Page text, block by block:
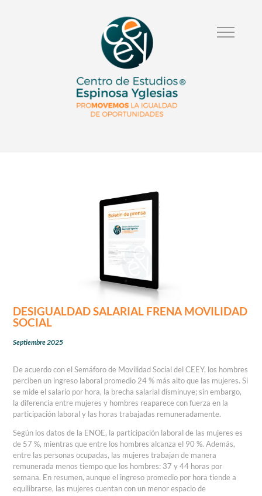
DESIGUALDAD SALARIAL FRENA MOVILIDAD
SOCIAL
Septiembre 2025
De acuerdo con el Semáforo de Movilidad Social del CEEY, los hombres
perciben un ingreso laboral promedio 24 % más alto que las mujeres. Si
se mide el salario por hora, la brecha salarial disminuye; sin embargo,
la diferencia entre mujeres y hombres reaparece con fuerza en la
participación laboral y las horas trabajadas remuneradamente.
Según los datos de la ENOE, la participación laboral de las mujeres es
de 57 %, mientras que entre los hombres alcanza el 90 %. Además,
entre las personas ocupadas, las mujeres trabajan de manera
remunerada menos tiempo que los hombres: 37 y 44 horas por
semana. En resumen, aunque el ingreso promedio por hora tiende a
equilibrarse, las mujeres cuentan con un menor espacio de